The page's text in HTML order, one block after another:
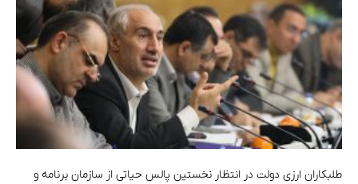
طلبکاران ارزی دولت در انتظار نخستین پالس حیاتی از سازمان برنامه و